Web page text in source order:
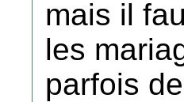
mais il
les
parfois